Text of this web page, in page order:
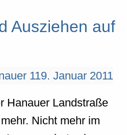
Ausziehen auf
Hanauer Landstraße
Nicht mehr im